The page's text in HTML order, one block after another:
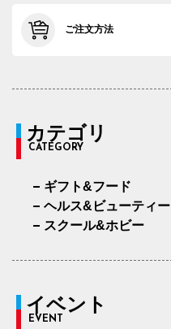
ご注文方法
カテゴリ
CATEGORY
ギフト&フード
ヘルス&ビューティー
スクール&ホビー
イベント
EVENT